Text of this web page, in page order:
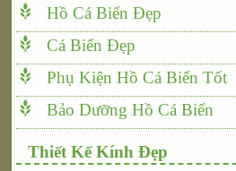
Hồ Cá Biển Đẹp
Cá Biển Đẹp
Phụ Kiện Hồ Cá Biển Tốt
Bảo Dưỡng Hồ Cá Biển
Thiết Kế Kính Đẹp